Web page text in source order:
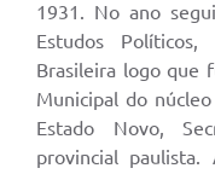
1931. No ano
Estudos
Brasileira logo que
Municipal do
Estado Novo,
provincial